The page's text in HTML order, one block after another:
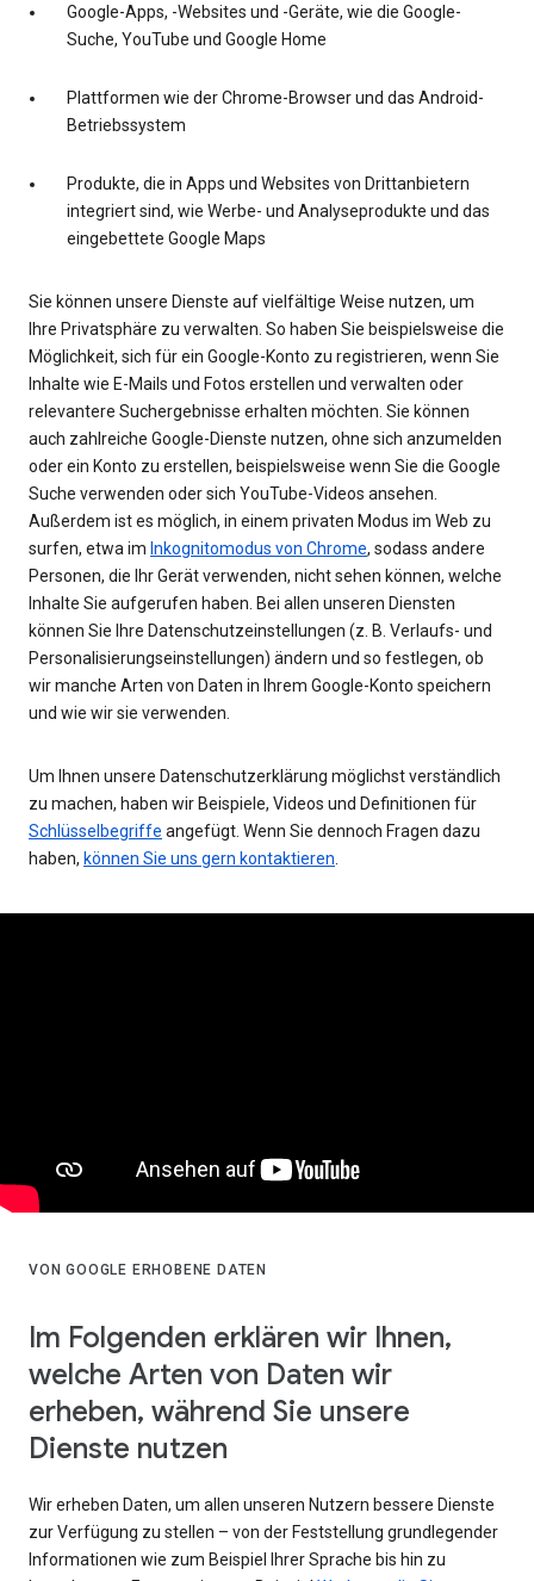
Google-Apps, -Websites und -Geräte, wie die Google-
Suche, YouTube und Google Home
Plattformen wie der Chrome-Browser und das Android-
Betriebssystem
Produkte, die in Apps und Websites von Drittanbietern
integriert sind, wie Werbe- und Analyseprodukte und das
eingebettete Google Maps
Sie können unsere Dienste auf vielfältige Weise nutzen, um
Ihre Privatsphäre zu verwalten. So haben Sie beispielsweise die
Möglichkeit, sich für ein Google-Konto zu registrieren, wenn Sie
Inhalte wie E-Mails und Fotos erstellen und verwalten oder
relevantere Suchergebnisse erhalten möchten. Sie können
auch zahlreiche Google-Dienste nutzen, ohne sich anzumelden
oder ein Konto zu erstellen, beispielsweise wenn Sie die Google
Suche verwenden oder sich YouTube-Videos ansehen.
Außerdem ist es möglich, in einem privaten Modus im Web zu
surfen, etwa im Inkognitomodus von Chrome, sodass andere
Personen, die Ihr Gerät verwenden, nicht sehen können, welche
Inhalte Sie aufgerufen haben. Bei allen unseren Diensten
können Sie Ihre Datenschutzeinstellungen (z. B. Verlaufs- und
Personalisierungseinstellungen) ändern und so festlegen, ob
wir manche Arten von Daten in Ihrem Google-Konto speichern
und wie wir sie verwenden.
Um Ihnen unsere Datenschutzerklärung möglichst verständlich
zu machen, haben wir Beispiele, Videos und Definitionen für
Schlüsselbegriffe angefügt. Wenn Sie dennoch Fragen dazu
haben, können Sie uns gern kontaktieren
VON GOOGLE ERHOBENE DATEN
Im Folgenden erklären wir Ihnen,
welche Arten von Daten wir
erheben, während Sie unsere
Dienste nutzen
Wir erheben Daten, um allen unseren Nutzern bessere Dienste
zur Verfügung zu stellen – von der Feststellung grundlegender
Informationen wie zum Beispiel Ihrer Sprache bis hin zu